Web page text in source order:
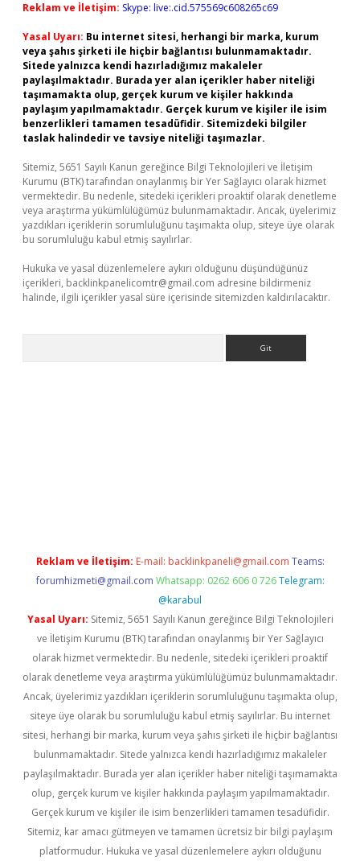
Reklam ve İletişim: Skype: live:.cid.575569c608265c69
Yasal Uyarı: Bu internet sitesi, herhangi bir marka, kurum
veya şahıs şirketi ile hiçbir bağlantısı bulunmamaktadır.
Sitede yalnızca kendi hazırladığımız makaleler
paylaşılmaktadır. Burada yer alan içerikler haber niteliği
taşımamakta olup, gerçek kurum ve kişiler hakkında
paylaşım yapılmamaktadır. Gerçek kurum ve kişiler ile isim
benzerlikleri tamamen tesadüfidir. Sitemizdeki bilgiler
taslak halindedir ve tavsiye niteliği taşımazlar.
Sitemiz, 5651 Sayılı Kanun gereğince Bilgi Teknolojileri ve İletişim
Kurumu (BTK) tarafından onaylanmış bir Yer Sağlayıcı olarak hizmet
vermektedir. Bu nedenle, sitedeki içerikleri proaktif olarak denetleme
veya araştırma yükümlülüğümüz bulunmamaktadır. Ancak, üyelerimiz
yazdıkları içeriklerin sorumluluğunu taşımakta olup, siteye üye olarak
bu sorumluluğu kabul etmiş sayılırlar.
Hukuka ve yasal düzenlemelere aykırı olduğunu düşündüğünüz
içerikleri, backlinkpanelicomtr@gmail.com adresine bildirmeniz
halinde, ilgili içerikler yasal süre içerisinde sitemizden kaldırılacaktır.
Reklam ve İletişim: E-mail: backlinkpaneli@gmail.com Teams:
forumhizmeti@gmail.com Whatsapp: 0262 606 0 726 Telegram:
@karabul
Yasal Uyarı: Sitemiz, 5651 Sayılı Kanun gereğince Bilgi Teknolojileri
ve İletişim Kurumu (BTK) tarafından onaylanmış bir Yer Sağlayıcı
olarak hizmet vermektedir. Bu nedenle, sitedeki içerikleri proaktif
olarak denetleme veya araştırma yükümlülüğümüz bulunmamaktadır.
Ancak, üyelerimiz yazdıkları içeriklerin sorumluluğunu taşımakta olup,
siteye üye olarak bu sorumluluğu kabul etmiş sayılırlar. Bu internet
sitesi, herhangi bir marka, kurum veya şahıs şirketi ile hiçbir bağlantısı
bulunmamaktadır. Sitede yalnızca kendi hazırladığımız makaleler
paylaşılmaktadır. Burada yer alan içerikler haber niteliği taşımamakta
olup, gerçek kurum ve kişiler hakkında paylaşım yapılmamaktadır.
Gerçek kurum ve kişiler ile isim benzerlikleri tamamen tesadüfidir.
Sitemiz, kar amacı gütmeyen ve tamamen ücretsiz bir bilgi paylaşım
platformudur. Hukuka ve yasal düzenlemelere aykırı olduğunu